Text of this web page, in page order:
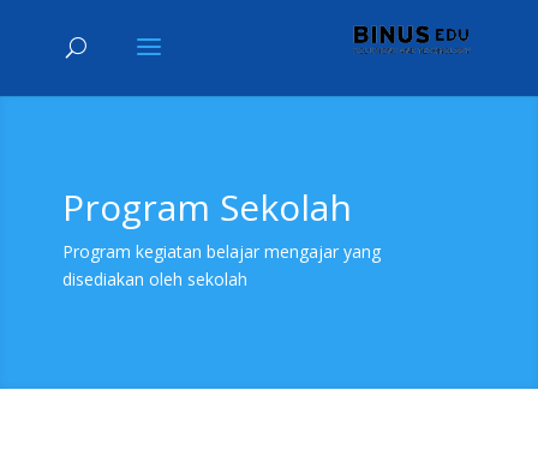
Program Sekolah
Program kegiatan belajar mengajar yang
disediakan oleh sekolah